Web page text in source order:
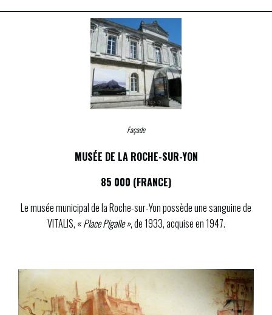
Façade
MUSÉE DE LA ROCHE-SUR-YON
85 000 (FRANCE)
Le musée municipal de la Roche-sur-Yon possède une sanguine de
VITALIS, «Place Pigalle », de 1933, acquise en 1947.